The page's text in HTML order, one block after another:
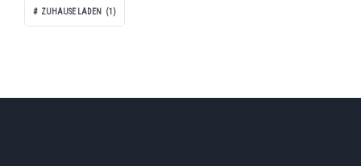
ZUHAUSE LADEN (1)